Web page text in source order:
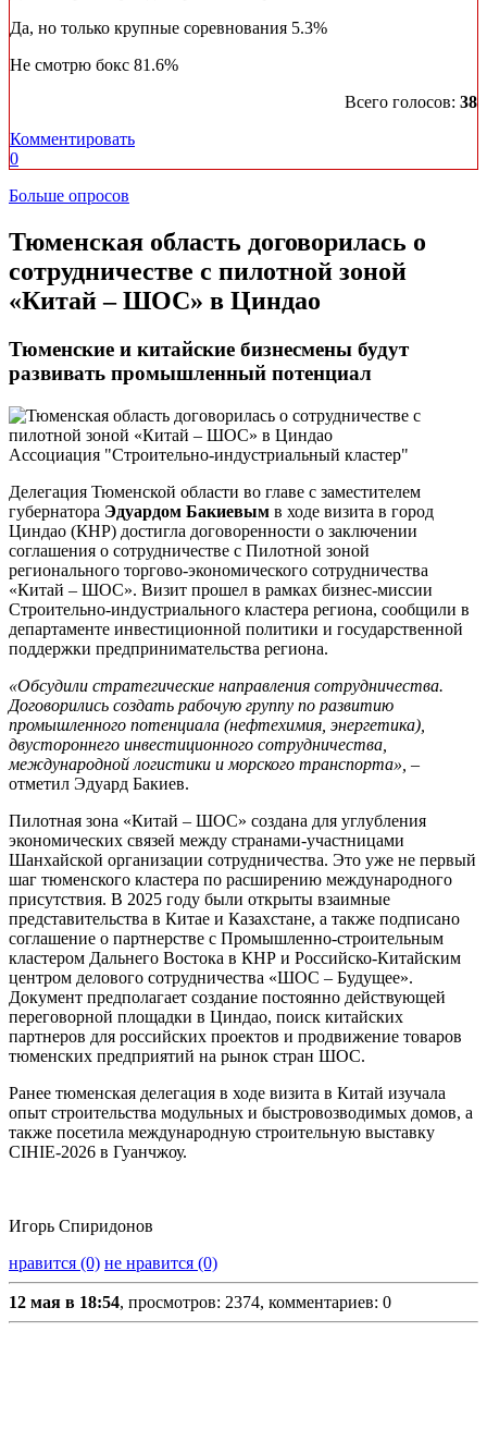
Да, но только крупные соревнования 5.3%
Не смотрю бокс 81.6%
Всего голосов: 38
Комментировать
0
Больше опросов
​Тюменская область договорилась о
сотрудничестве с пилотной зоной
«Китай – ШОС» в Циндао
Тюменские и китайские бизнесмены будут
развивать промышленный потенциал
Ассоциация "Строительно-индустриальный кластер"
Делегация Тюменской области во главе с заместителем
губернатора Эдуардом Бакиевым в ходе визита в город
Циндао (КНР) достигла договоренности о заключении
соглашения о сотрудничестве с Пилотной зоной
регионального торгово-экономического сотрудничества
«Китай – ШОС». Визит прошел в рамках бизнес-миссии
Строительно-индустриального кластера региона, сообщили в
департаменте инвестиционной политики и государственной
поддержки предпринимательства региона.
«Обсудили стратегические направления сотрудничества.
Договорились создать рабочую группу по развитию
промышленного потенциала (нефтехимия, энергетика),
двустороннего инвестиционного сотрудничества,
международной логистики и морского транспорта», –
отметил Эдуард Бакиев.
Пилотная зона «Китай – ШОС» создана для углубления
экономических связей между странами-участницами
Шанхайской организации сотрудничества. Это уже не первый
шаг тюменского кластера по расширению международного
присутствия. В 2025 году были открыты взаимные
представительства в Китае и Казахстане, а также подписано
соглашение о партнерстве с Промышленно-строительным
кластером Дальнего Востока в КНР и Российско-Китайским
центром делового сотрудничества «ШОС – Будущее».
Документ предполагает создание постоянно действующей
переговорной площадки в Циндао, поиск китайских
партнеров для российских проектов и продвижение товаров
тюменских предприятий на рынок стран ШОС.
Ранее тюменская делегация в ходе визита в Китай изучала
опыт строительства модульных и быстровозводимых домов, а
также посетила международную строительную выставку
CIHIE-2026 в Гуанчжоу.
Игорь Спиридонов
нравится (0) не нравится (0)
12 мая в 18:54, просмотров: 2374, комментариев: 0